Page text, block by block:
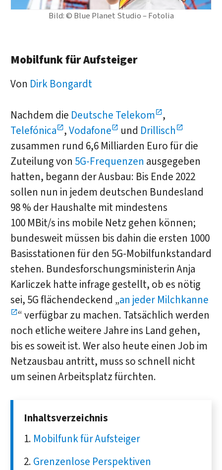
Bild: © Blue Planet Studio – Fotolia
Mobilfunk für Aufsteiger
Von Dirk Bongardt
Nachdem die Deutsche Telekom ,
Telefónica ,Vodafone und Drillisch
zusammen rund 6,6 Milliarden Euro für die
Zuteilung von 5G-Frequenzen ausgegeben
hatten, begann der Ausbau: Bis Ende 2022
sollen nun in jedem deutschen Bundesland
98 % der Haushalte mit mindestens
100 MBit/s ins mobile Netz gehen können;
bundesweit müssen bis dahin die ersten 1000
Basisstationen für den 5G-Mobilfunkstandard
stehen. Bundesforschungsministerin Anja
Karliczek hatte infrage gestellt, ob es nötig
sei, 5G flächendeckend „an jeder Milchkanne
“ verfügbar zu machen. Tatsächlich werden
noch etliche weitere Jahre ins Land gehen,
bis es soweit ist. Wer also heute einen Job im
Netzausbau antritt, muss so schnell nicht
um seinen Arbeitsplatz fürchten.
Inhaltsverzeichnis
Mobilfunk für Aufsteiger
Grenzenlose Perspektiven